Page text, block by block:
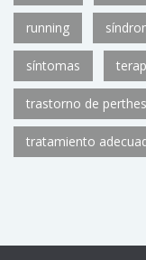
running
síntomas
trastorno de perthes
tratamiento